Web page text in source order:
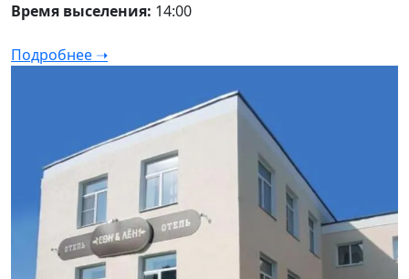
Время выселения: 14:00
Подробнее ➝